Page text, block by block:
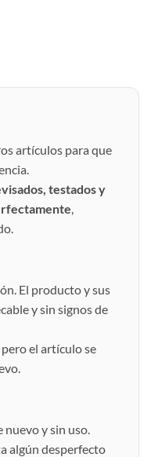
artículos para que
testados y
,
El producto y sus
y sin signos de
el artículo se
y sin uso.
algún desperfecto